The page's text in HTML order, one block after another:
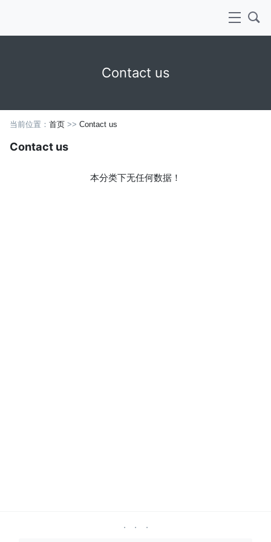
Contact us
当前位置： 首页>> Contact us
Contact us
本分类下无任何数据！
⋅ ⋅ ⋅